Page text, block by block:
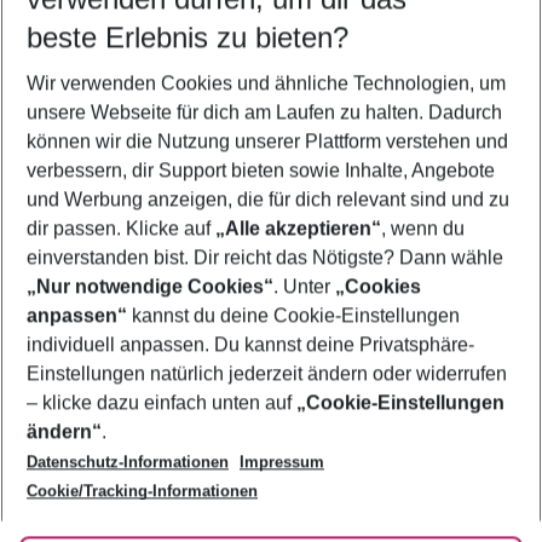
5-8 Nächte
2 Erwachsene Keine Kinder
Mehr Filter anzeigen
Footer
Footer navigation
Über uns
AGB
Bestpreisgarantie
Cookie-Einstellungen ändern
Cookie-Richtlinie
Agenturbetreuung
Barrierefreies Reisen
Folge uns
beste Erlebnis zu bieten?
Wir verwenden Cookies und ähnliche Technologien, um
unsere Webseite für dich am Laufen zu halten. Dadurch
können wir die Nutzung unserer Plattform verstehen und
verbessern, dir Support bieten sowie Inhalte, Angebote
und Werbung anzeigen, die für dich relevant sind und zu
dir passen. Klicke auf „Alle akzeptieren“, wenn du
einverstanden bist. Dir reicht das Nötigste? Dann wähle
„Nur notwendige Cookies“. Unter „Cookies
anpassen“ kannst du deine Cookie-Einstellungen
individuell anpassen. Du kannst deine Privatsphäre-
Einstellungen natürlich jederzeit ändern oder widerrufen
– klicke dazu einfach unten auf „Cookie-Einstellungen
ändern“.
Datenschutz-Informationen
Impressum
Cookie/Tracking-Informationen